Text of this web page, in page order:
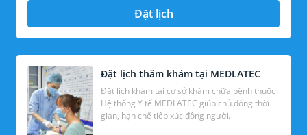
Đặt lịch
Đặt lịch thăm khám tại MEDLATEC
Đặt lịch khám tại cơ sở khám chữa bệnh thuộc
Hệ thống Y tế MEDLATEC giúp chủ động thời
gian, hạn chế tiếp xúc đông người.